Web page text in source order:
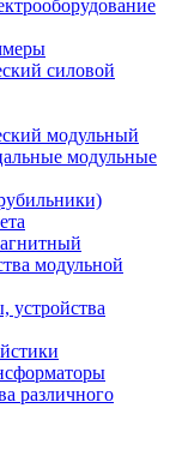
силовой
модульный
модульные
модульной
устройства
различного